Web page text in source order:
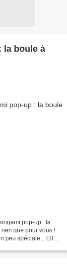
la boule à
pop-up : la
que pour vous !
peu spéciale... Elle